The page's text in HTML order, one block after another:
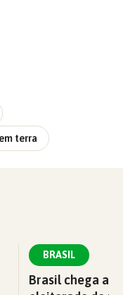
terra
BRASIL
Brasil chega a